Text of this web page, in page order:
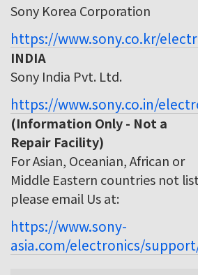
Sony Korea Corporation
https://www.sony.co.kr/
INDIA
Sony India Pvt. Ltd.
https://www.sony.co.in/
(Information Only - Not a
Repair Facility)
For Asian, Oceanian, African or
Middle Eastern countries not
please email Us at:
https://www.sony-
asia.com/electronics/